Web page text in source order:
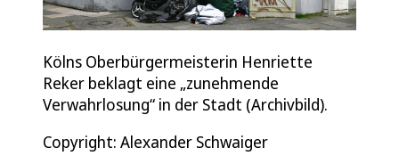
Kölns Oberbürgermeisterin Henriette
Reker beklagt eine „zunehmende
Verwahrlosung“ in der Stadt (Archivbild).
Copyright: Alexander Schwaiger